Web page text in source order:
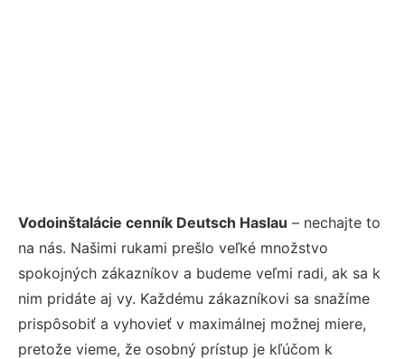
Vodoinštalácie cenník Deutsch Haslau – nechajte to
na nás. Našimi rukami prešlo veľké množstvo
spokojných zákazníkov a budeme veľmi radi, ak sa k
nim pridáte aj vy. Každému zákazníkovi sa snažíme
prispôsobiť a vyhovieť v maximálnej možnej miere,
pretože vieme, že osobný prístup je kľúčom k